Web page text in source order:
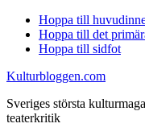
Hoppa till
Hoppa till det
Hoppa till sidfot
Kulturbloggen.com
Sveriges största
teaterkritik